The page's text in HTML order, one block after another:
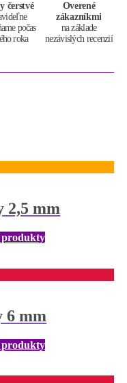
čerstvé
počas
roka
Overené
zákazníkmi
na základe
nezávislých recenzií
2,5 mm
6 mm